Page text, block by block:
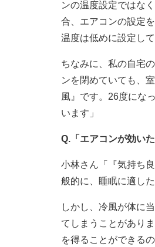
ンの温度設定ではな
合、エアコンの設定
温度は低めに設定し
ちなみに、私の自宅
ンを閉めていても、
風』です。26度にな
います」
Q.「エアコンが効い
小林さん「『気持ち
般的に、睡眠に適し
しかし、冷風が体に
てしまうことがあり
を得ることができるの